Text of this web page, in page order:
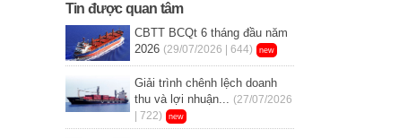
Tin được quan tâm
CBTT BCQt 6 tháng đầu năm
2026 (29/07/2026 | 644) new
Giải trình chênh lệch doanh
thu và lợi nhuận... (27/07/2026
| 722)
new